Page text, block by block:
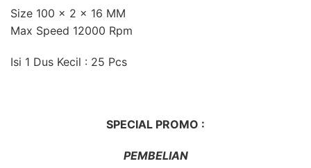
Size 100 x 2 x 16 MM
Max Speed 12000 Rpm
Isi 1 Dus Kecil : 25 Pcs
SPECIAL PROMO :
PEMBELIAN